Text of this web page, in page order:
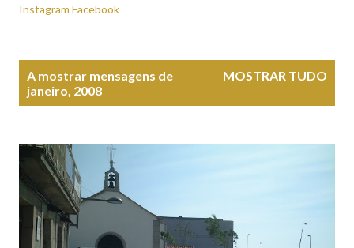
Instagram Facebook
A mostrar mensagens de
janeiro, 2008
MOSTRAR TUDO